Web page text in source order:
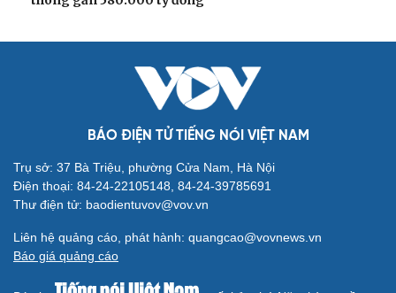
BÁO ĐIỆN TỬ TIẾNG NÓI VIỆT NAM
Trụ sở: 37 Bà Triệu, phường Cửa Nam, Hà Nội
Điện thoại: 84-24-22105148, 84-24-39785691
Thư điện tử: baodientuvov@vov.vn
Liên hệ quảng cáo, phát hành: quangcao@vovnews.vn
Báo giá quảng cáo